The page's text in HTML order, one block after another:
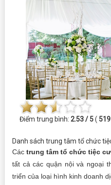
Điểm trung bình: 2.53 / 5( 519
Danh sách trung tâm tổ chức
Các trung tâm tổ chức tiệc
tất cả các quận nội và ngoại
triển của loại hình kinh doanh